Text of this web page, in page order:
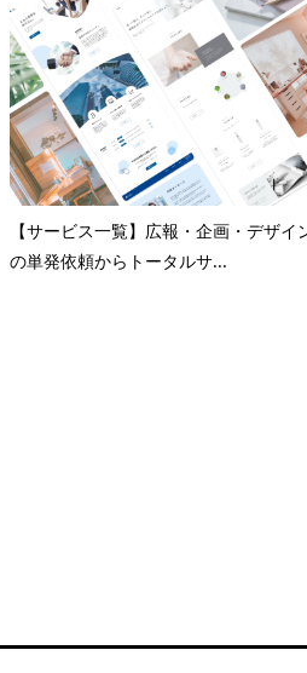
【サービス一覧】広報・企画・デザイ
の単発依頼からトータルサ...